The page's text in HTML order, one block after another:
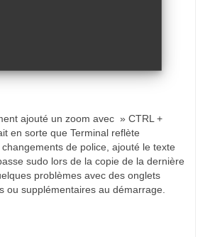
ajouté un zoom avec » CTRL +
en sorte que Terminal reflète
de police, ajouté le texte
sudo lors de la copie de la dernière
problèmes avec des onglets
ou supplémentaires au démarrage.